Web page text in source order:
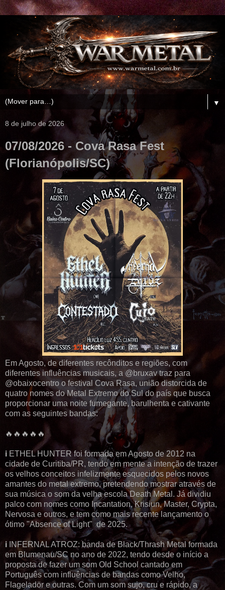
▼
8 de julho de 2026
07/08/2026 - Cova Rasa Fest
(Florianópolis/SC)
Em Agosto, de diferentes recônditos e regiões, com
diferentes influências musicais, a @bruxav traz para
@obaixocentro o festival Cova Rasa, união distorcida de
quatro nomes do Metal Extremo do Sul do país que busca
proporcionar uma noite fumegante, barulhenta e cativante
com as seguintes bandas:
🔥🔥🔥🔥🔥
ℹ️ ETHEL HUNTER foi formada em Agosto de 2012 na
cidade de Curitiba/PR, tendo em mente a intenção de trazer
os velhos conceitos infelizmente esquecidos pelos novos
amantes do metal extremo, pretendendo mostrar através de
sua música o som da velha escola Death Metal. Já dividiu
palco com nomes como Incantation, Krisiun, Master, Crypta,
Nervosa e outros, e tem como mais recente lançamento o
ótimo "Absence of Light" de 2025.
ℹ️ INFERNAL ATROZ: banda de Black/Thrash Metal formada
em Blumenau/SC no ano de 2022, tendo desde o início a
proposta de fazer um som Old School cantado em
Português com influências de bandas como Velho,
Flageladör e outras. Com um som sujo, cru e rápido, a